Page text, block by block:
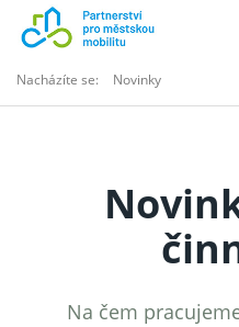
Nacházíte se: Novinky
Na čem